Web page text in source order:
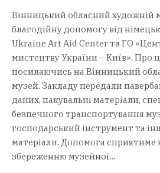
Вінницький обласний художній
благодійну допомогу від
Ukraine Art Aid Center та ГО
мистецтву України – Київ». Про
посилаючись на Вінницький
музей. Закладу передали
даних, пакувальні матеріали,
безпечного транспортування
господарський інструмент та
матеріали. Допомога
збереженню музейної...